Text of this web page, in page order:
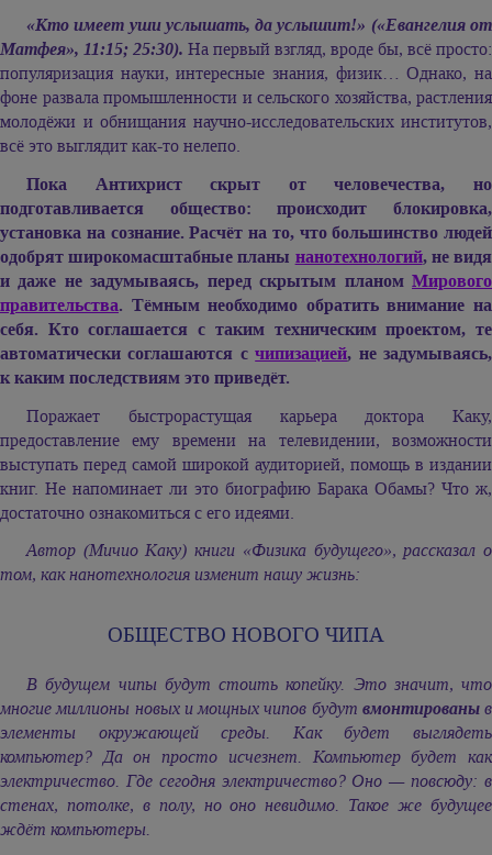
«Кто имеет уши услышать, да услышит!» («Евангелия от
Матфея», 11:15; 25:30). На первый взгляд, вроде бы, всё просто:
популяризация науки, интересные знания, физик… Однако, на
фоне развала промышленности и сельского хозяйства, растления
молодёжи и обнищания научно-исследовательских институтов,
всё это выглядит как-то нелепо.
Пока Антихрист скрыт от человечества, но
подготавливается общество: происходит блокировка,
установка на сознание. Расчёт на то, что большинство людей
одобрят широкомасштабные планы нанотехнологий, не видя
и даже не задумываясь, перед скрытым планом Мирового
правительства. Тёмным необходимо обратить внимание на
себя. Кто соглашается с таким техническим проектом, те
автоматически соглашаются счипизацией, не задумываясь,
к каким последствиям это приведёт.
Поражает быстрорастущая карьера доктора Каку,
предоставление ему времени на телевидении, возможности
выступать перед самой широкой аудиторией, помощь в издании
книг. Не напоминает ли это биографию Барака Обамы? Что ж,
достаточно ознакомиться с его идеями.
Автор (Мичио Каку) книги «Физика будущего», рассказал о
том, как нанотехнология изменит нашу жизнь:
ОБЩЕСТВО НОВОГО ЧИПА
В будущем чипы будут стоить копейку. Это значит, что
многие миллионы новых и мощных чипов будут вмонтированыв
элементы окружающей среды. Как будет выглядеть
компьютер? Да он просто исчезнет. Компьютер будет как
электричество. Где сегодня электричество? Оно — повсюду: в
стенах, потолке, в полу, но оно невидимо. Такое же будущее
ждёт компьютеры.